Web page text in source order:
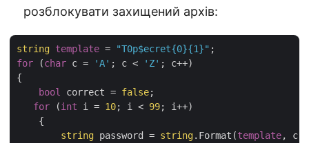
розблокувати захищений архів:
string template = "T0p$ecret{0}{1}"
for (char c = 'A' ; c < 'Z' ; c++)
{
bool
correct = false;
for (int i = 10; i < 99; i++)
    {
string password = string.Format(template, c,